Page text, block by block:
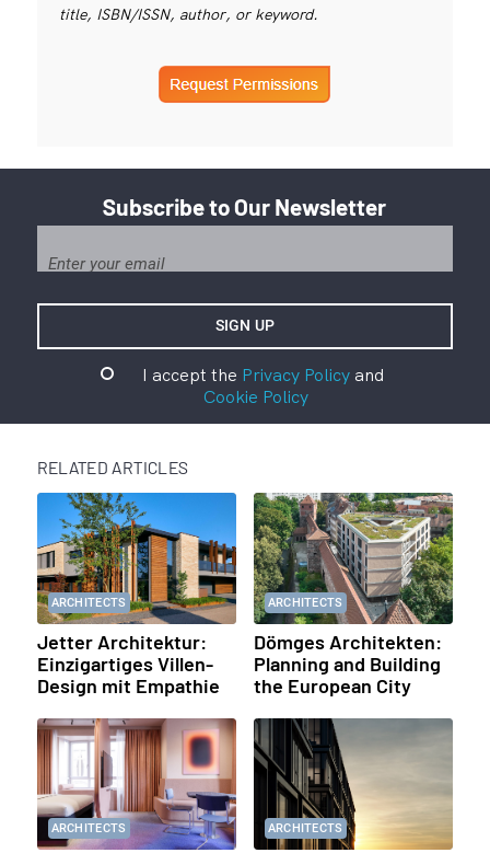
title, ISBN/ISSN, author, or keyword.
Subscribe to Our Newsletter
I accept the Privacy Policyand
Cookie Policy
RELATED ARTICLES
ARCHITECTS
Jetter Architektur:
Einzigartiges Villen-
Design mit Empathie
ARCHITECTS
Dömges Architekten:
Planning and Building
the European City
ARCHITECTS ARCHITECTS